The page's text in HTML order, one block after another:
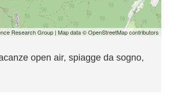
Research Group | Map data © OpenStreetMap contributors
open air, spiagge da sogno,